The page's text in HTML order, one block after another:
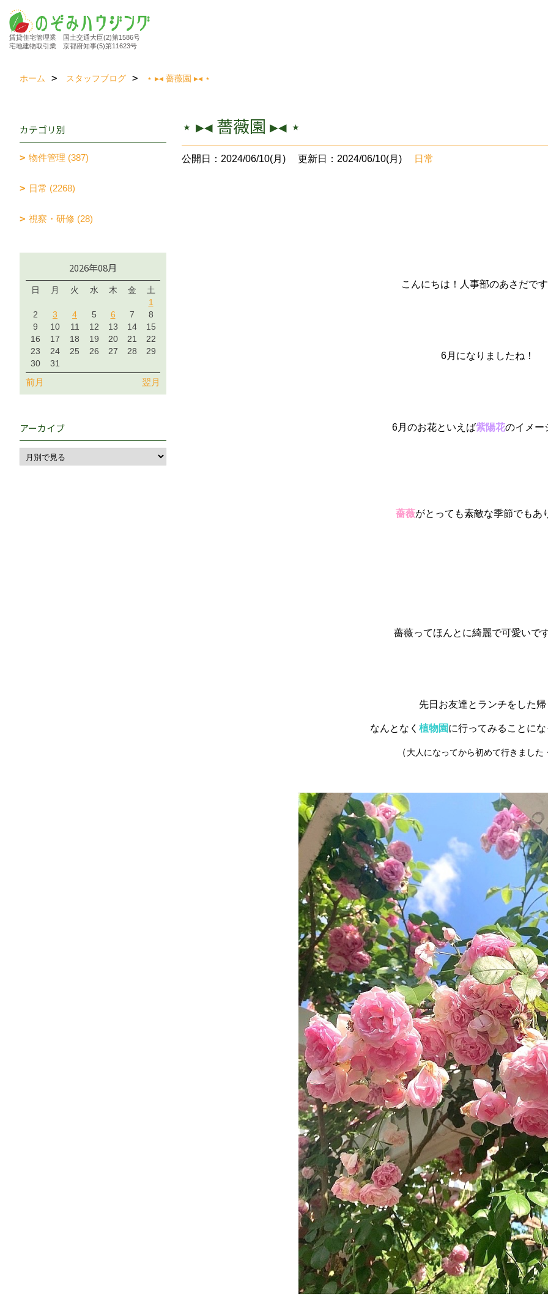
賃貸住宅管理業 国土交通大臣(2)第1586号
宅地建物取引業 京都府知事(5)第11623号
ホーム スタッフブログ ⋆ ▸◂ 薔薇園 ▸◂ ⋆
⋆ ▸◂ 薔薇園 ▸◂ ⋆
公開日：2024/06/10(月) 更新日：2024/06/10(月) 日常
こんにちは！人事部のあさだです
6月になりましたね！
6月のお花といえば紫陽花のイメー
薔薇がとっても素敵な季節でもあ
薔薇ってほんとに綺麗で可愛いで
先日お友達とランチをした帰
なんとなく 植物園に行ってみることに
（ 大人になってから初めて行きました
カテゴリ別
物件管理 (387)
日常 (2268)
視察・研修 (28)
2026年08月
日 月 火 水 木 金
土
1
2
3 4 5 6 7
8
9
10 11 12 13 14
15
16
17 18 19 20 21
22
23
24 25 26 27 28
29
30
31
前月 翌月
アーカイブ